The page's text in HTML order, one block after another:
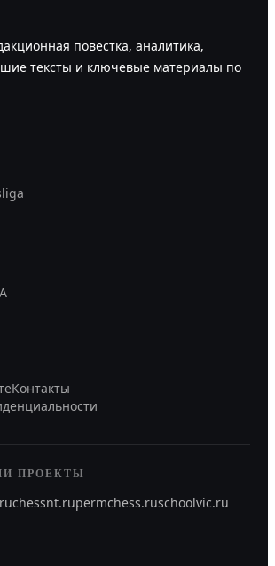
повестка, аналитика,
тексты и ключевые материалы по
Контакты
ПРОЕКТЫ
chessnt.rupermchess.ruschoolvic.ru